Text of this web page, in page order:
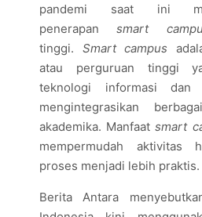
pandemi saat ini
penerapansmart
tinggi. Smart campus
atau perguruan tinggi
teknologi informasi dan
mengintegrasikan
akademika. Manfaatsmart
mempermudah aktivitas
proses menjadi lebih praktis.
Berita Antara